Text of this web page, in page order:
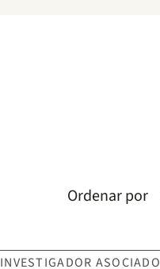
Ordenar por
INVESTIGADOR ASOCIADO